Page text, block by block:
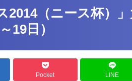
2014（ニース杯）
19日）
Pocket LINE